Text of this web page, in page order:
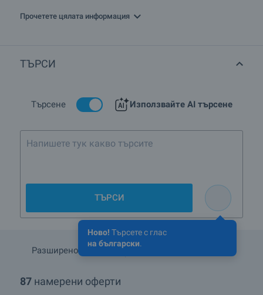
Прочетете цялата информация
ТЪРСИ
Търсене Използвайте AI търсене
Ново! Търсете с глас
на български.
Къща с дв
ТЪРСИ
Разширено търсене
87 намерени оферти